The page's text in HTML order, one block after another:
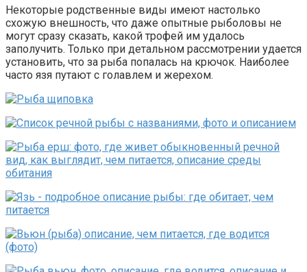
Некоторые родственные виды имеют настолько
схожую внешность, что даже опытные рыболовы не
могут сразу сказать, какой трофей им удалось
заполучить. Только при детальном рассмотрении удается
установить, что за рыба попалась на крючок. Наиболее
часто язя путают с голавлем и жерехом.